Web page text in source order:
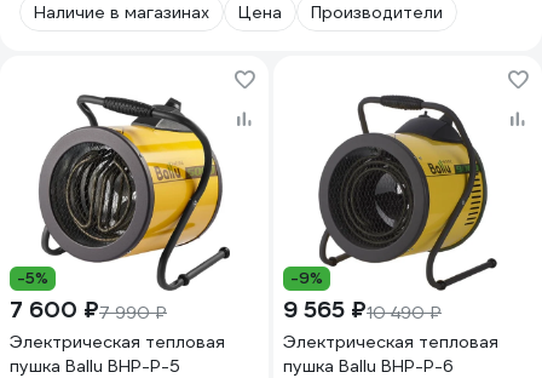
Наличие в магазинах Цена Производители
-5%
7 600 ₽7 990 ₽
Электрическая тепловая
пушка Ballu BHP-P-5
-9%
9 565 ₽10 490 ₽
Электрическая тепловая
пушка Ballu BHP-P-6